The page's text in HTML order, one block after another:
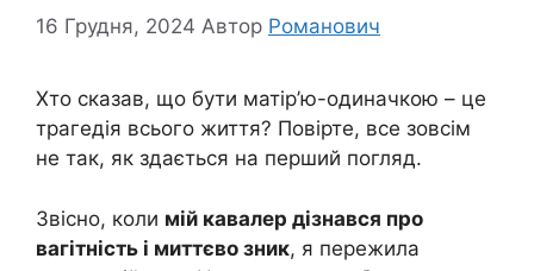
16 Грудня, 2024 Автор Романович
Хто сказав, що бути матір’ю-одиначкою – це
трагедія всього життя? Повірте, все зовсім
не так, як здається на перший погляд.
Звісно, коли мій кавалер дізнався про
вагітність і миттєво зник, я пережила